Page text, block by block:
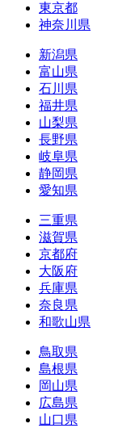
東京都
神奈川県
新潟県
富山県
石川県
福井県
山梨県
長野県
岐阜県
静岡県
愛知県
三重県
滋賀県
京都府
大阪府
兵庫県
奈良県
和歌山県
鳥取県
島根県
岡山県
広島県
山口県